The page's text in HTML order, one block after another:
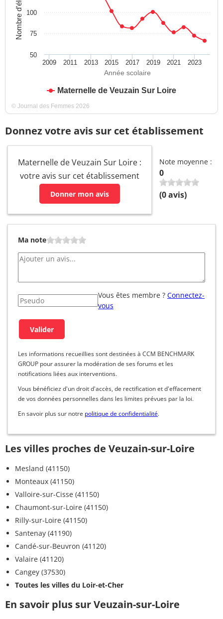
Année scolaire
Nombre d'élèves
Maternelle de Veuzain Sur Loire
2009 2011 2013 2015 2017 2019 2021 2023
50
75
100
© Journal des Femmes 2026
Donnez votre avis sur cet établissement
Maternelle de Veuzain Sur Loire :
votre avis sur cet établissement
Donner mon avis
Note moyenne :
0
(0avis)
Ma note
Vous êtes membre ? Connectez-
vous
Les informations recueillies sont destinées à CCM BENCHMARK
GROUP pour assurer la modération de ses forums et les
notifications liées aux interventions.
Vous bénéficiez d'un droit d'accès, de rectification et d'effacement
de vos données personnelles dans les limites prévues par la loi.
En savoir plus sur notre politique de confidentialité.
Les villes proches de Veuzain-sur-Loire
Mesland (41150)
Monteaux (41150)
Valloire-sur-Cisse (41150)
Chaumont-sur-Loire (41150)
Rilly-sur-Loire (41150)
Santenay (41190)
Candé-sur-Beuvron (41120)
Valaire (41120)
Cangey (37530)
Toutes les villes du Loir-et-Cher
En savoir plus sur Veuzain-sur-Loire